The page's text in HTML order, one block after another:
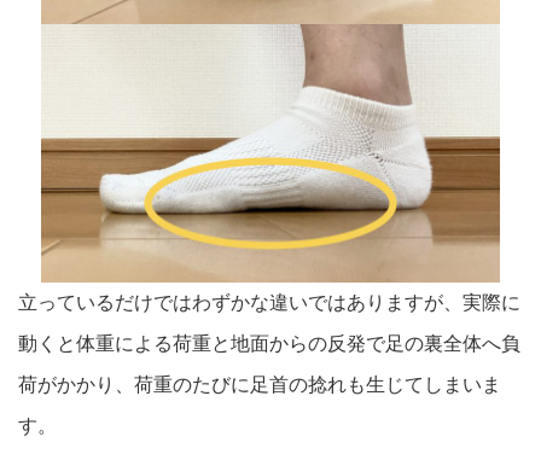
立っているだけではわずかな違いではありますが、実際に
動くと体重による荷重と地面からの反発で足の裏全体へ負
荷がかかり、荷重のたびに足首の捻れも生じてしまいま
す。